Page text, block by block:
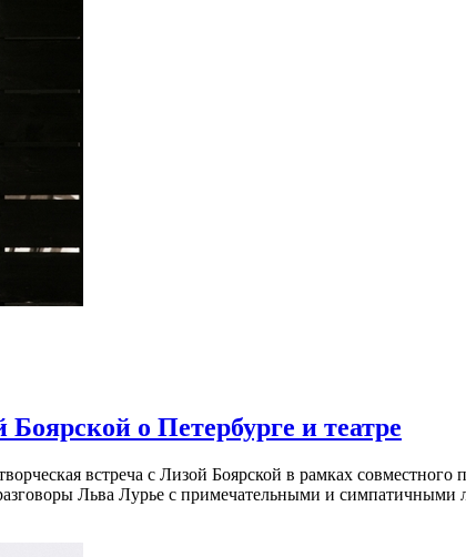
о Петербурге и театре
встреча с Лизой Боярской в рамках
Льва Лурье с примечательными и